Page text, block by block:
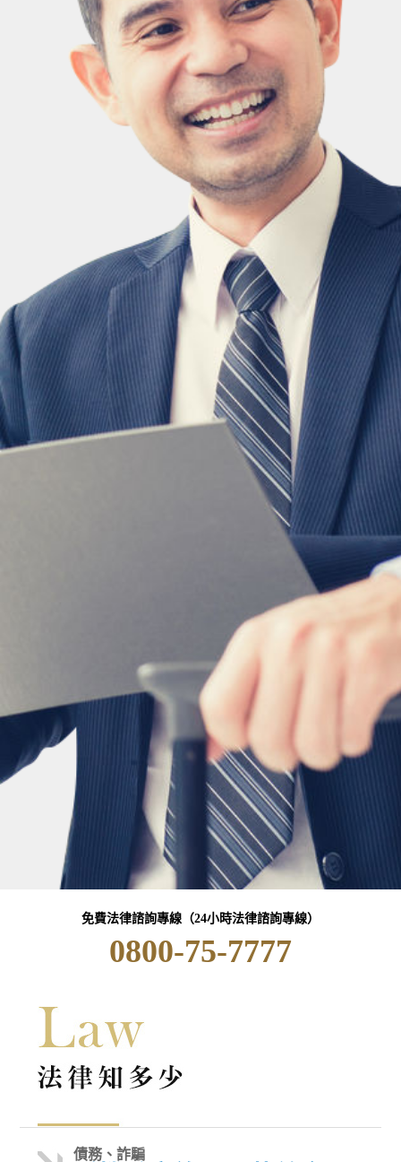
免費法律諮詢專線（24小時法律諮詢專線）
0800-75-7777
債務、詐騙